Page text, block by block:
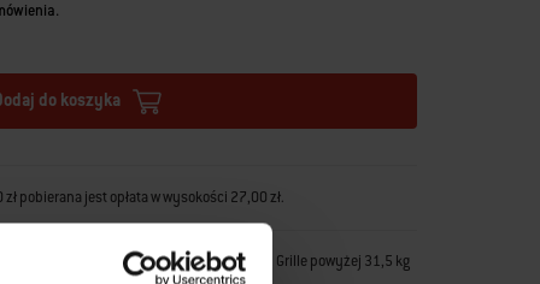
do koszyka
pobierana jest opłata w wysokości 27,00 zł.
jest w przeciągu 6-9 dni roboczych. Grille powyżej 31,5 kg